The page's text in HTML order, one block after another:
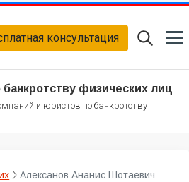
консультация
банкротству физических лиц
и юристов по банкротству
Алексанов Ананис Шотаевич